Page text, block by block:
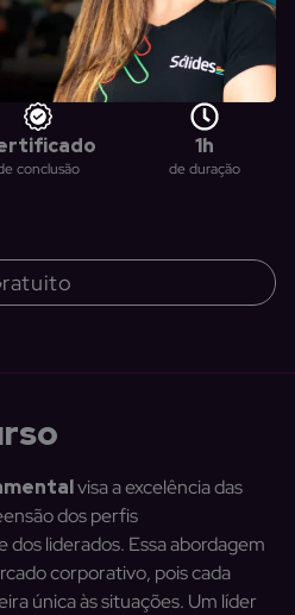
conclusão
1h
de duração
visa a excelência das
dos perfis
liderados. Essa abordagem
corporativo, pois cada
única às situações. Um líder